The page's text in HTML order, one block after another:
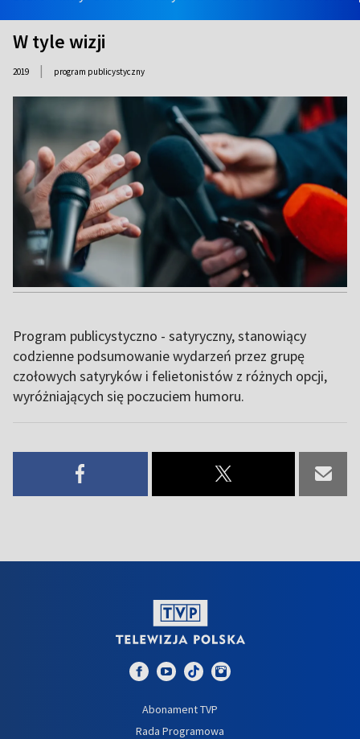
W tyle wizji
2019 | program publicystyczny
Program publicystyczno - satyryczny, stanowiący
codzienne podsumowanie wydarzeń przez grupę
czołowych satyryków i felietonistów z różnych opcji,
wyróżniających się poczuciem humoru.
Abonament TVP
Rada Programowa